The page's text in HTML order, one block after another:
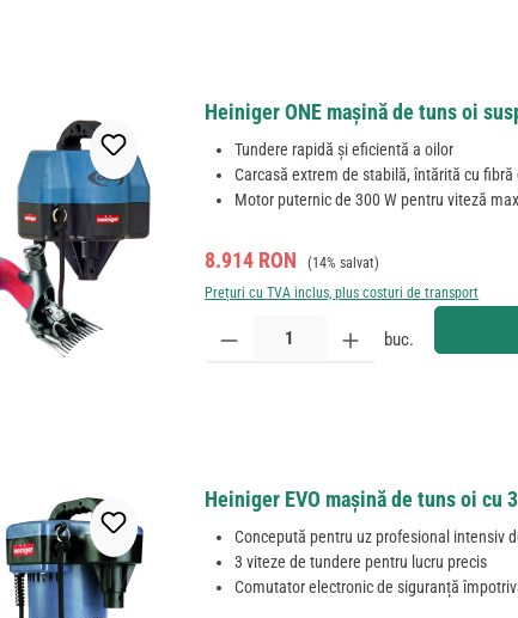
Heiniger ONE mașină de tuns oi
Tundere rapidă și eficientă a oilor
Carcasă extrem de stabilă, întărită cu fibră
Motor puternic de 300 W pentru viteză
Preț de vânzare:
8.914 RON Preț obișnuit:
(14% salvat)
Prețuri cu TVA inclus, plus costuri de transport
Cantitate produs: Introduceți cantitatea dorită
buc.
Heiniger EVO mașină de tuns oi cu
Concepută pentru uz profesional intensiv
3 viteze de tundere pentru lucru precis
Comutator electronic de siguranță